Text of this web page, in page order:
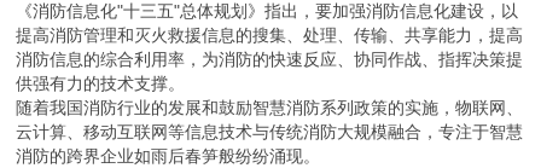
《消防信息化"十三五"总体规划》指出，要加强消防信息化建设，以
提高消防管理和灭火救援信息的搜集、处理、传输、共享能力，提高
消防信息的综合利用率，为消防的快速反应、协同作战、指挥决策提
供强有力的技术支撑。
随着我国消防行业的发展和鼓励智慧消防系列政策的实施，物联网、
云计算、移动互联网等信息技术与传统消防大规模融合，专注于智慧
消防的跨界企业如雨后春笋般纷纷涌现。